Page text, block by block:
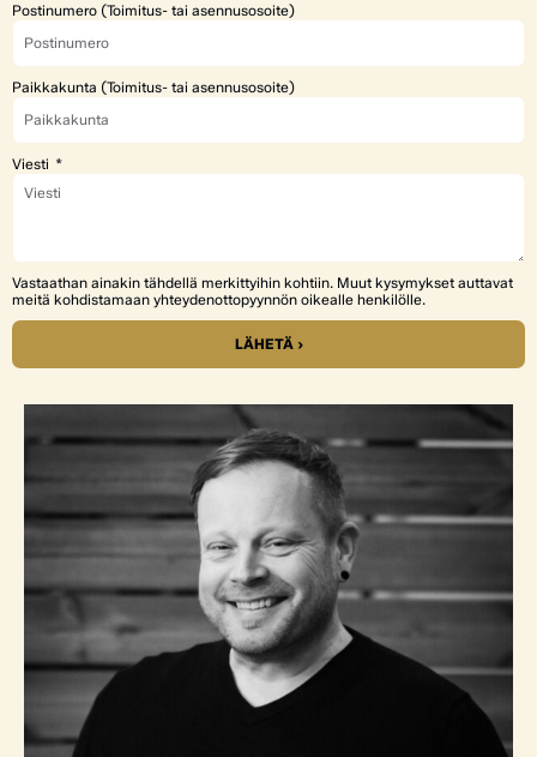
Postinumero (Toimitus- tai asennusosoite)
Paikkakunta (Toimitus- tai asennusosoite)
Viesti
Vastaathan ainakin tähdellä merkittyihin kohtiin. Muut kysymykset auttavat
meitä kohdistamaan yhteydenottopyynnön oikealle henkilölle.
LÄHETÄ ›